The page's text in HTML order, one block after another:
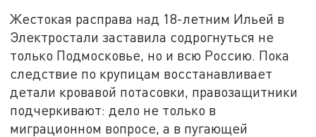
Жестокая расправа над 18-летним Ильей в
Электростали заставила содрогнуться не
только Подмосковье, но и всю Россию. Пока
следствие по крупицам восстанавливает
детали кровавой потасовки, правозащитники
подчеркивают: дело не только в
миграционном вопросе, а в пугающей